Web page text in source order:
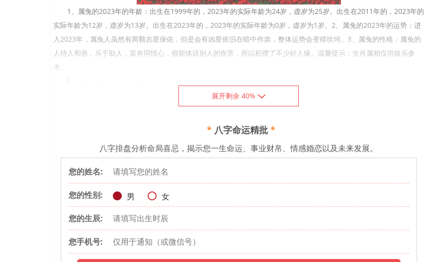
1、属兔的2023年的年龄：出生在1999年的，2023年的实际年龄为24岁，虚岁为25岁。出生在2011年的，2023年的
实际年龄为12岁，虚岁为13岁。出生在2023年的，2023年的实际年龄为0岁，虚岁为1岁。2、属兔的2023年的运势：进
入2023年，属兔人虽然有两颗吉星保佑，但是会有凶星依旧在暗中作祟，整体运势会变得坎坷。3、属兔的性格：属兔的
人待人和善，乐于助人，富有同情心，很能体谅别人的疾苦，所以积攒了不少好人缘。温馨提示：生肖属相仅供娱乐参
考。
出生在1963年的属兔人，2023年的实际年龄为60岁，虚岁的年龄为为61岁。
出生在1975年的属兔人，2023年的实际年龄为48岁，虚岁的年龄为为49岁。
出生在1987年的属兔人，2023年的实际年龄为36岁，虚岁的年龄为为37岁。
出生在1999年的属兔人，2023年的实际年龄为24岁，虚岁的年龄为为25岁。
出生在2023年的属兔人，2023年的实际年龄为0岁，虚岁的年龄为为1岁。
属兔的2023年的运势
进入2023年，属兔人虽然有“天德”、“月德”两颗吉星保佑，但是“病符”、“大耗”、“空亡”等凶星依旧在暗中作祟，整体
展开剩余 40%
* 八字命运精批*
八字排盘分析命局喜忌，揭示您一生命运、事业财帛、情感婚恋以及未来发展。
您的姓名:
您的性别: 男
女
您的生辰:
您手机号: